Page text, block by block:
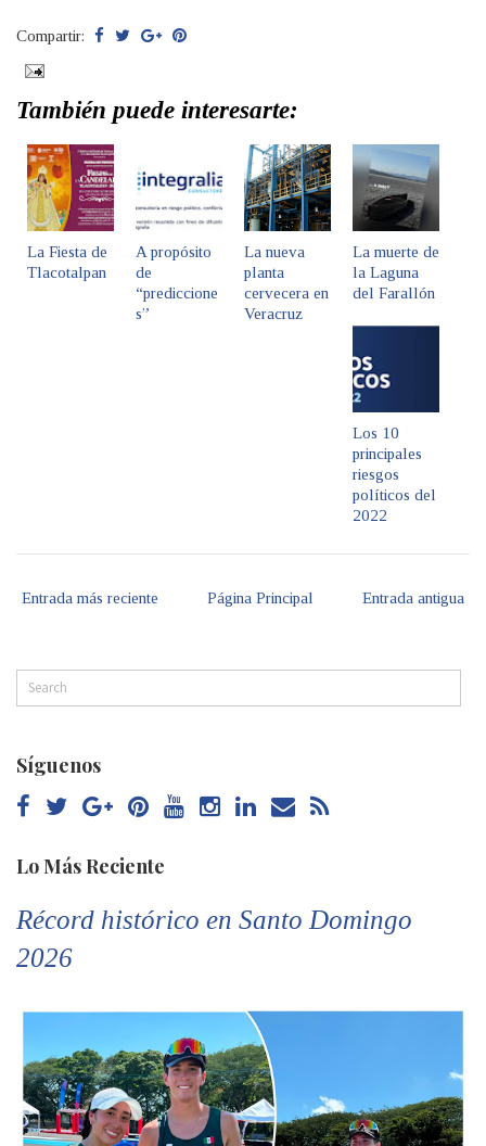
Compartir:
También puede interesarte:
La Fiesta de
Tlacotalpan
A propósito
de
“prediccione
s”
La nueva
planta
cervecera en
Veracruz
La muerte de
la Laguna
del Farallón
Los 10
principales
riesgos
políticos del
2022
Entrada más reciente Entrada antigua
Página Principal
Síguenos
Lo Más Reciente
Récord histórico en Santo Domingo
2026